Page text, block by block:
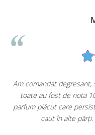
Am comandat
toate au fost de nota
parfum plăcut care
caut în alte